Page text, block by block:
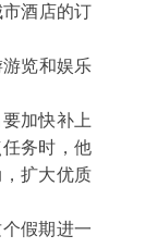
酒店的订
览和娱乐
加快补上
务时，他
扩大优质
假期进一